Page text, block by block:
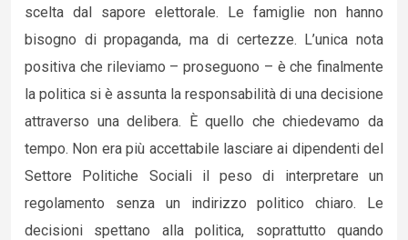
scelta dal sapore elettorale. Le famiglie non hanno
bisogno di propaganda, ma di certezze. L’unica nota
positiva che rileviamo – proseguono – è che finalmente
la politica si è assunta la responsabilità di una decisione
attraverso una delibera. È quello che chiedevamo da
tempo. Non era più accettabile lasciare ai dipendenti del
Settore Politiche Sociali il peso di interpretare un
regolamento senza un indirizzo politico chiaro. Le
decisioni spettano alla politica, soprattutto quando